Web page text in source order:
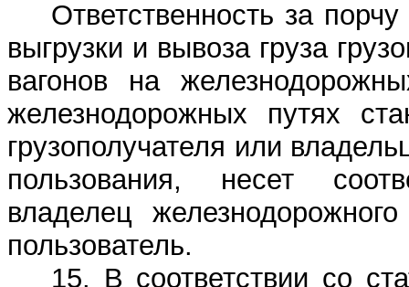
Ответственность за
выгрузки и вывоза груза
вагонов на
железнодорожных путях
грузополучателя или
пользования, несет
владелец
пользователь.
15. В соответствии со